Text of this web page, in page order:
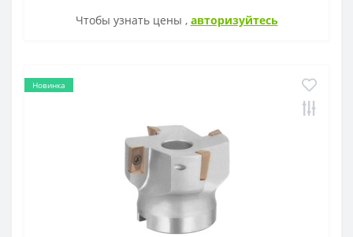
Чтобы узнать цены , авторизуйтесь
Новинка